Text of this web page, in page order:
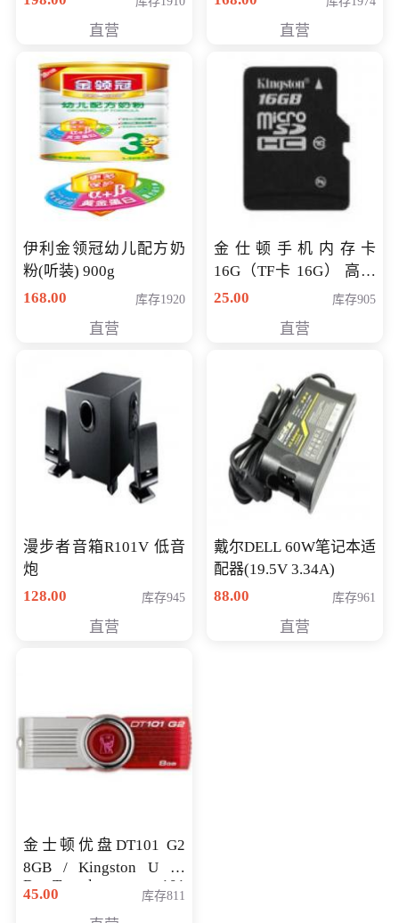
直营 直营
伊利金领冠幼儿配方奶
粉(听装) 900g
168.00
库存1920
直营
金仕顿手机内存卡
16G（TF卡 16G） 高速
卡 CLASS 10
25.00 库存905
直营
漫步者音箱R101V 低音
炮
128.00
库存945
直营
戴尔DELL 60W笔记本适
配器(19.5V 3.34A)
88.00
库存961
直营
金士顿优盘DT101 G2
8GB / Kingston U 盘
DataTraveler 101
Generati
45.00 库存811